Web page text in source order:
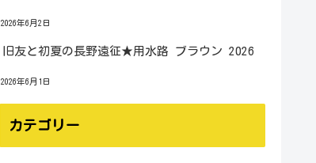
2026年6月2日
旧友と初夏の長野遠征★用水路 ブラウン 2026
2026年6月1日
カテゴリー